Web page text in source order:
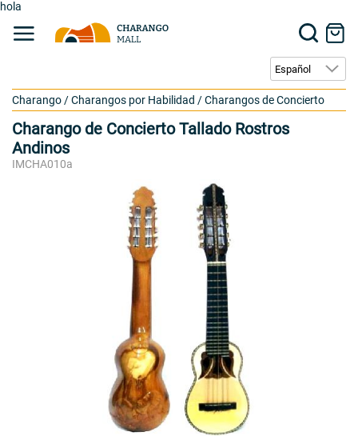
hola
Charango /Charangos por Habilidad /Charangos de Concierto
Charango de Concierto Tallado Rostros
Andinos
IMCHA010a